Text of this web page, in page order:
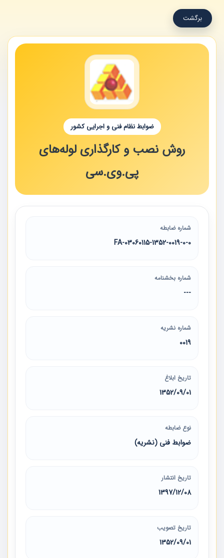
برگشت
ضوابط نظام فنی و اجرایی کشور
روش نصب و کارگذاری لوله‌های
پی.وی.سی
شماره ضابطه
03060115-1352-0019-0-0-FA
شماره بخشنامه
---
شماره نشریه
0019
تاریخ ابلاغ
1352/09/01
نوع ضابطه
ضوابط فنی (نشریه)
تاریخ انتشار
1397/12/08
تاریخ تصویب
1352/09/01